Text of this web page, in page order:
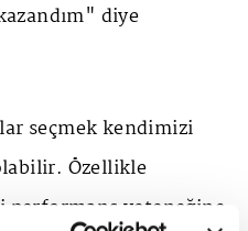
diye
seçmek kendimizi
Özellikle
yeteneğine